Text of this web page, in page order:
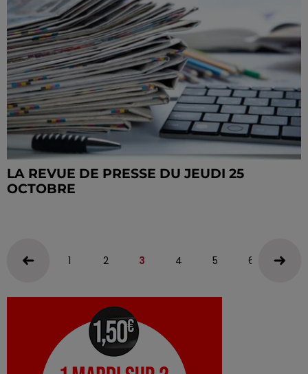
LA REVUE DE PRESSE DU JEUDI 25
OCTOBRE
1 2 3 4 5 6